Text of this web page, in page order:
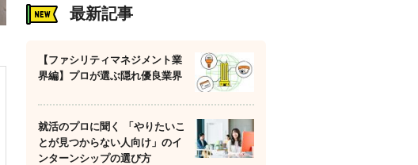
最新記事
【ファシリティマネジメント業
界編】プロが選ぶ隠れ優良業界
就活のプロに聞く 「やりたいこ
とが見つからない人向け」のイ
ンターンシップの選び方